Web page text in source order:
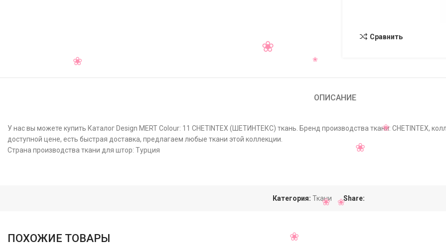
Сравнить
ОПИСАНИЕ
У нас вы можете купить Каталог Design MERT Colour: 11 CHETINTEX (ШЕТИНТЕКС) ткань. Бренд производства ткани: CHETINTEX,
доступной цене, есть быстрая доставка, предлагаем любые ткани этой коллекции.
Страна производства ткани для штор: Турция
Категория: Ткани Share:
ПОХОЖИЕ ТОВАРЫ